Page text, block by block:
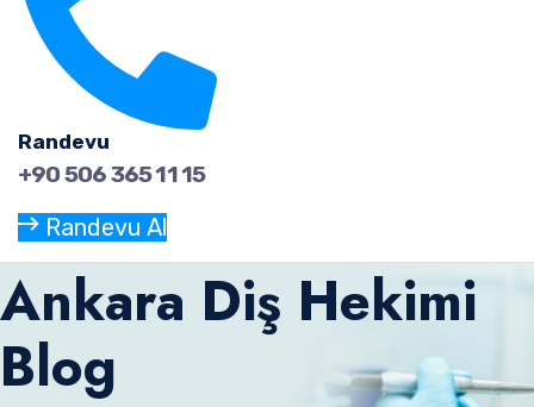
Randevu
+90 506 365 11 15
Randevu Al
Ankara Diş Hekimi
Blog